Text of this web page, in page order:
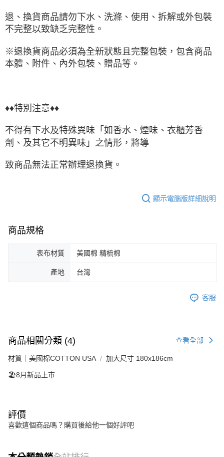
退、換貨商品請勿下水、洗滌、使用、拆解或外包裝
不完整以致缺乏完整性。
※退換貨商品必須為全新狀態且完整包裝，包含商品
本體、附件、內外包裝、贈品等。
♦♦特別注意♦♦
不得有下水及特殊異味「如香水、煙味、衣櫃芳香
劑、及其它不明異味」之情形，將導
致商品無法正常辦理退換貨。
顯示電腦版詳細說明
商品規格
表布材質 美國棉 精梳棉
產地 台灣
客服
商品相關分類 (4) 查看全部
材質｜美國棉COTTON USA 加大尺寸 180x186cm
🏖️8月新品上市
評價
喜歡這個商品嗎？購買後給他一個好評吧